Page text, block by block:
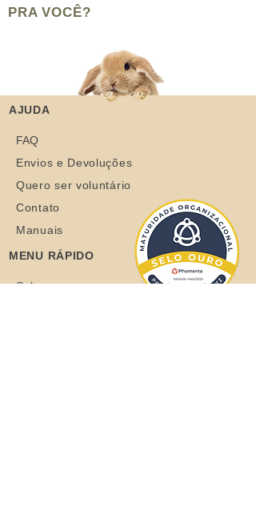
PRA VOCÊ?
AJUDA
FAQ
Envios e Devoluções
Quero ser voluntário
Contato
Manuais
MENU RÁPIDO
Sobre